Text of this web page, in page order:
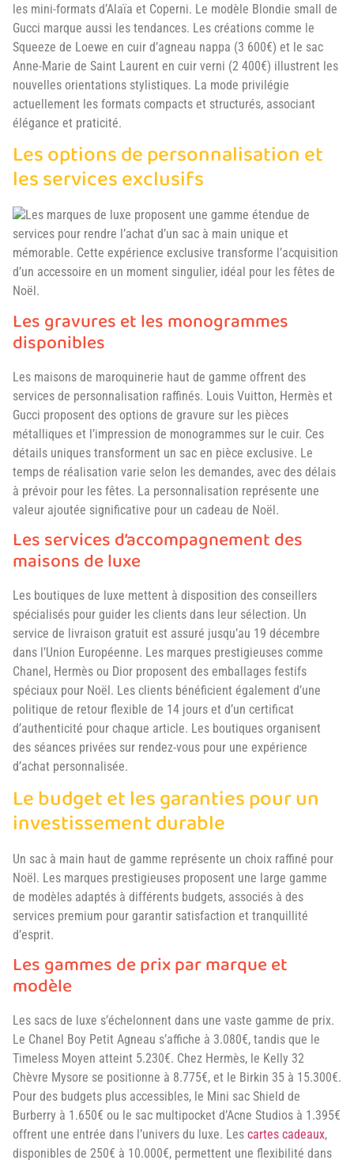
les mini-formats d’Alaïa et Coperni. Le modèle Blondie small de
Gucci marque aussi les tendances. Les créations comme le
Squeeze de Loewe en cuir d’agneau nappa (3 600€) et le sac
Anne-Marie de Saint Laurent en cuir verni (2 400€) illustrent les
nouvelles orientations stylistiques. La mode privilégie
actuellement les formats compacts et structurés, associant
élégance et praticité.
Les options de personnalisation et
les services exclusifs
Les marques de luxe proposent une gamme étendue de
services pour rendre l’achat d’un sac à main unique et
mémorable. Cette expérience exclusive transforme l’acquisition
d’un accessoire en un moment singulier, idéal pour les fêtes de
Noël.
Les gravures et les monogrammes
disponibles
Les maisons de maroquinerie haut de gamme offrent des
services de personnalisation raffinés. Louis Vuitton, Hermès et
Gucci proposent des options de gravure sur les pièces
métalliques et l’impression de monogrammes sur le cuir. Ces
détails uniques transforment un sac en pièce exclusive. Le
temps de réalisation varie selon les demandes, avec des délais
à prévoir pour les fêtes. La personnalisation représente une
valeur ajoutée significative pour un cadeau de Noël.
Les services d’accompagnement des
maisons de luxe
Les boutiques de luxe mettent à disposition des conseillers
spécialisés pour guider les clients dans leur sélection. Un
service de livraison gratuit est assuré jusqu’au 19 décembre
dans l’Union Européenne. Les marques prestigieuses comme
Chanel, Hermès ou Dior proposent des emballages festifs
spéciaux pour Noël. Les clients bénéficient également d’une
politique de retour flexible de 14 jours et d’un certificat
d’authenticité pour chaque article. Les boutiques organisent
des séances privées sur rendez-vous pour une expérience
d’achat personnalisée.
Le budget et les garanties pour un
investissement durable
Un sac à main haut de gamme représente un choix raffiné pour
Noël. Les marques prestigieuses proposent une large gamme
de modèles adaptés à différents budgets, associés à des
services premium pour garantir satisfaction et tranquillité
d’esprit.
Les gammes de prix par marque et
modèle
Les sacs de luxe s’échelonnent dans une vaste gamme de prix.
Le Chanel Boy Petit Agneau s’affiche à 3.080€, tandis que le
Timeless Moyen atteint 5.230€. Chez Hermès, le Kelly 32
Chèvre Mysore se positionne à 8.775€, et le Birkin 35 à 15.300€.
Pour des budgets plus accessibles, le Mini sac Shield de
Burberry à 1.650€ ou le sac multipocket d’Acne Studios à 1.395€
offrent une entrée dans l’univers du luxe. Les cartes cadeaux,
disponibles de 250€ à 10.000€, permettent une flexibilité dans